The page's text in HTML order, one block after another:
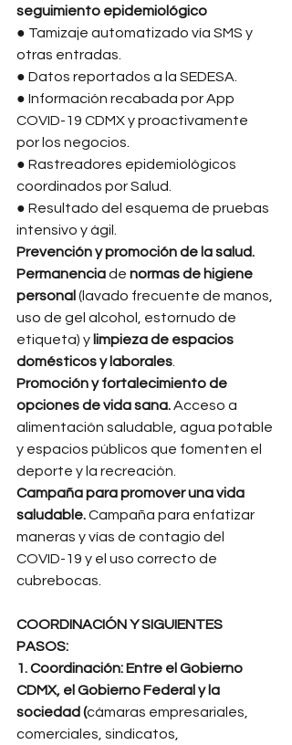
seguimiento epidemiológico
● Tamizaje automatizado vía SMS y
otras entradas.
● Datos reportados a la SEDESA.
● Información recabada por App
COVID-19 CDMX y proactivamente
por los negocios.
● Rastreadores epidemiológicos
coordinados por Salud.
● Resultado del esquema de pruebas
intensivo y ágil.
Prevención y promoción de la salud.
Permanencia de normas de higiene
personal (lavado frecuente de manos,
uso de gel alcohol, estornudo de
etiqueta) y limpieza de espacios
domésticos y laborales.
Promoción y fortalecimiento de
opciones de vida sana. Acceso a
alimentación saludable, agua potable
y espacios públicos que fomenten el
deporte y la recreación.
Campaña para promover una vida
saludable. Campaña para enfatizar
maneras y vías de contagio del
COVID-19 y el uso correcto de
cubrebocas.
COORDINACIÓN Y SIGUIENTES
PASOS:
1. Coordinación: Entre el Gobierno
CDMX, el Gobierno Federal y la
sociedad (cámaras empresariales,
comerciales, sindicatos,